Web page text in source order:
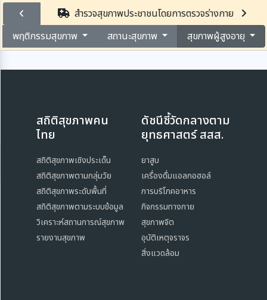
สำรวจสุขภาพประชาชนโดยการตรวจร่างกาย
พฤติกรรมสุขภาพ
สถานะสุขภาพ สุขภาพผู้สูงอายุ
สถิติสุขภาพคน
ไทย
สถิติสุขภาพเชิงประเด็น
สถิติสุขภาพตามกลุ่มวัย
สถิติสุขภาพระดับพื้นที่
สถิติสุขภาพตามระบบข้อมูล
วิเคราะห์สถานการณ์สุขภาพ
รายงานสุขภาพ
ดัชนีชี้วัดกลางตาม
ยุทธศาสตร์ สสส.
ยาสูบ
เครื่องดื่มแอลกอฮอล์
การบริโภคอาหาร
กิจกรรมทางกาย
สุขภาพจิต
อุบัติเหตุจราจร
สิ่งแวดล้อม